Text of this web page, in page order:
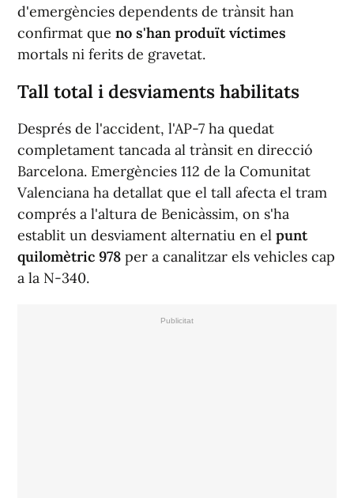
d'emergències dependents de trànsit han
confirmat que no s'han produït víctimes
mortals ni ferits de gravetat.
Tall total i desviaments habilitats
Després de l'accident, l'AP-7 ha quedat
completament tancada al trànsit en direcció
Barcelona. Emergències 112 de la Comunitat
Valenciana ha detallat que el tall afecta el tram
comprés a l'altura de Benicàssim, on s'ha
establit un desviament alternatiu en el punt
quilomètric 978 per a canalitzar els vehicles cap
a la N-340.